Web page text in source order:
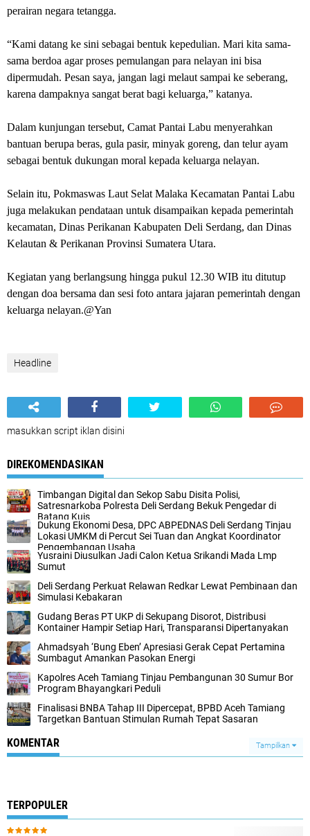
perairan negara tetangga.
“Kami datang ke sini sebagai bentuk kepedulian. Mari kita sama-
sama berdoa agar proses pemulangan para nelayan ini bisa
dipermudah. Pesan saya, jangan lagi melaut sampai ke seberang,
karena dampaknya sangat berat bagi keluarga,” katanya.
Dalam kunjungan tersebut, Camat Pantai Labu menyerahkan
bantuan berupa beras, gula pasir, minyak goreng, dan telur ayam
sebagai bentuk dukungan moral kepada keluarga nelayan.
Selain itu, Pokmaswas Laut Selat Malaka Kecamatan Pantai Labu
juga melakukan pendataan untuk disampaikan kepada pemerintah
kecamatan, Dinas Perikanan Kabupaten Deli Serdang, dan Dinas
Kelautan & Perikanan Provinsi Sumatera Utara.
Kegiatan yang berlangsung hingga pukul 12.30 WIB itu ditutup
dengan doa bersama dan sesi foto antara jajaran pemerintah dengan
keluarga nelayan.@Yan
Headline
masukkan script iklan disini
DIREKOMENDASIKAN
Timbangan Digital dan Sekop Sabu Disita Polisi,
Satresnarkoba Polresta Deli Serdang Bekuk Pengedar di
Batang Kuis
Dukung Ekonomi Desa, DPC ABPEDNAS Deli Serdang Tinjau
Lokasi UMKM di Percut Sei Tuan dan Angkat Koordinator
Pengembangan Usaha
Yusraini Diusulkan Jadi Calon Ketua Srikandi Mada Lmp
Sumut
Deli Serdang Perkuat Relawan Redkar Lewat Pembinaan dan
Simulasi Kebakaran
Gudang Beras PT UKP di Sekupang Disorot, Distribusi
Kontainer Hampir Setiap Hari, Transparansi Dipertanyakan
Ahmadsyah ‘Bung Eben’ Apresiasi Gerak Cepat Pertamina
Sumbagut Amankan Pasokan Energi
Kapolres Aceh Tamiang Tinjau Pembangunan 30 Sumur Bor
Program Bhayangkari Peduli
Finalisasi BNBA Tahap III Dipercepat, BPBD Aceh Tamiang
Targetkan Bantuan Stimulan Rumah Tepat Sasaran
KOMENTAR Tampilkan
TERPOPULER